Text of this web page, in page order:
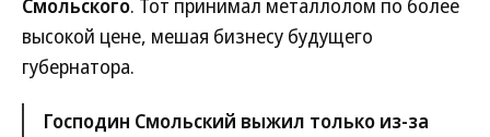
Смольского. Тот принимал металлолом по более
высокой цене, мешая бизнесу будущего
губернатора.
Господин Смольский выжил только из-за